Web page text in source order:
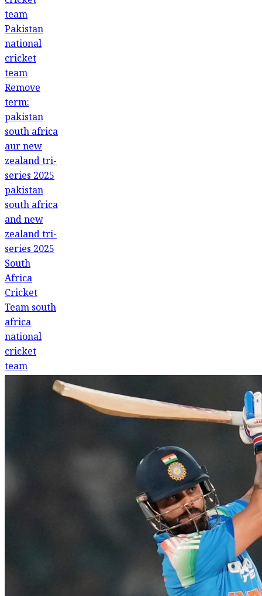
team
Pakistan
national
cricket
team
Remove
term:
pakistan
south africa
aur new
zealand tri-
series 2025
pakistan
south africa
and new
zealand tri-
series 2025
South
Africa
Cricket
Teamsouth
africa
national
cricket
team